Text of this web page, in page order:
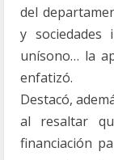
del
y sociedades
unísono… la
enfatizó.
Destacó,
al resaltar
financiación